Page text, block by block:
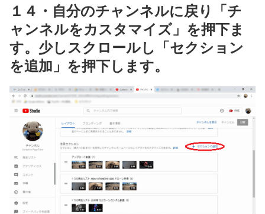
１４・自分のチャンネルに戻り「チ
ャンネルをカスタマイズ」を押下ま
す。少しスクロールし「セクション
を追加」を押下します。